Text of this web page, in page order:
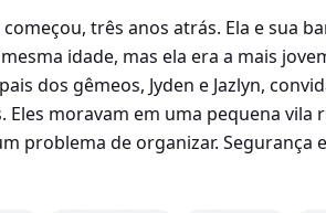
três anos atrás. Ela e sua
idade, mas ela era a mais
dos gêmeos, Jyden e Jazlyn,
moravam em uma pequena vila
problema de organizar. Segurança